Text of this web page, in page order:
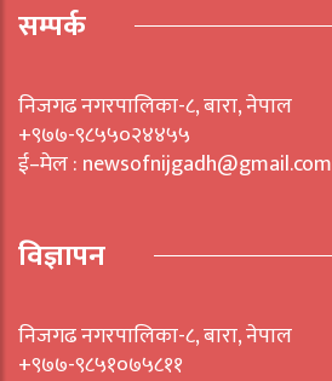
सम्पर्क
निजगढ नगरपालिका-८, बारा, नेपाल
+९७७-९८५५०२४४५५
ई–मेल : newsofnijgadh@gmail.com
विज्ञापन
निजगढ नगरपालिका-८, बारा, नेपाल
+९७७-९८५१०७५८११